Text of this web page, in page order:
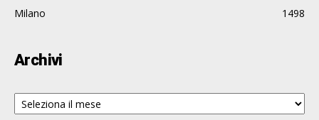
Milano
1498
Archivi
Archivi